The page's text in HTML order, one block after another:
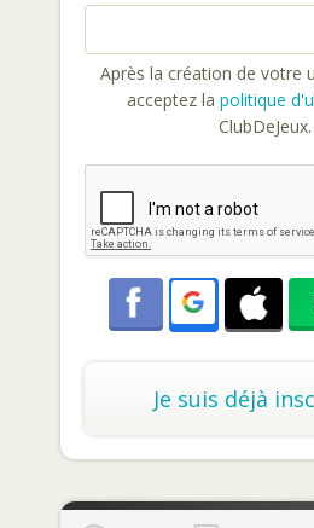
Après la création de votre
acceptez la politique
ClubDeJeux.
Je suis déjà